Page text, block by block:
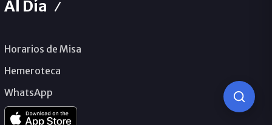
Al Día
Horarios de Misa
Hemeroteca
WhatsApp